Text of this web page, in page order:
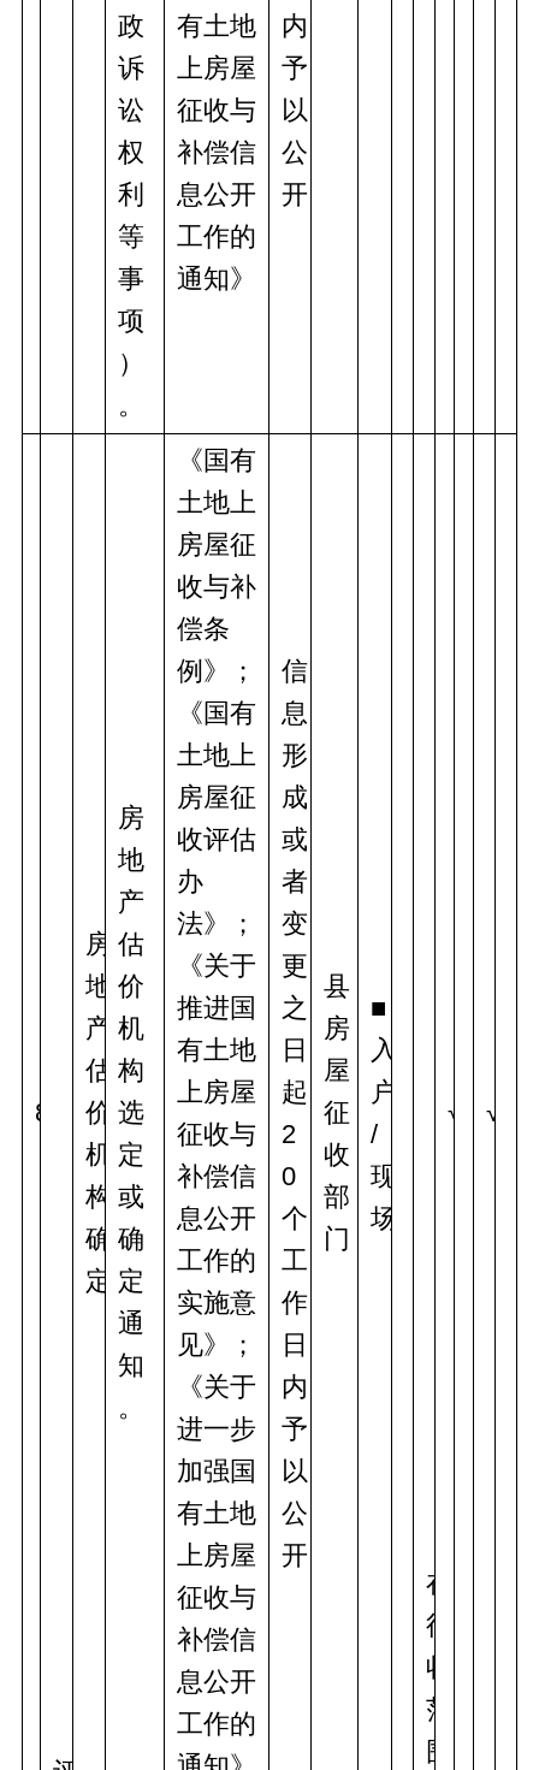
政
诉
讼
权
利
等
事
项
）
。
有土地
上房屋
征收与
补偿信
息公开
工作的
通知》
内
予
以
公
开
8
房
地
产
估
价
机
构
确
定
房
地
产
估
价
机
构
选
定
或
确
定
通
知
。
《国有
土地上
房屋征
收与补
偿条
例》；
《国有
土地上
房屋征
收评估
办
法》；
《关于
推进国
有土地
上房屋
征收与
补偿信
息公开
工作的
实施意
见》；
《关于
进一步
加强国
有土地
上房屋
征收与
补偿信
息公开
工作的
信
息
形
成
或
者
变
更
之
日
起
2
0
个
工
作
日
内
予
以
公
开
县
房
屋
征
收
部
门
■
入
户
/
现
场
在
征
收
范
围
√ √